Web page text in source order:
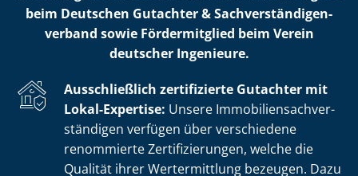
beim Deutschen Gutachter & Sach­ver­stän­di­gen­
ver­band sowie Fördermitglied beim Verein
deutscher Ingenieure.
Ausschließlich zertifizierte Gutachter mit
Lokal-Expertise: Unsere Im­mo­bi­li­en­sach­ver­
stän­di­gen verfügen über verschiedene
renommierte Zer­ti­fi­zie­run­gen, welche die
Qualität ihrer Wertermittlung bezeugen. Dazu